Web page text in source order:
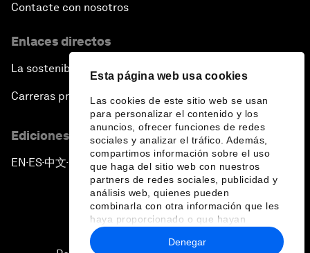
Esta página web usa cookies
Las cookies de este sitio web se usan
para personalizar el contenido y los
anuncios, ofrecer funciones de redes
sociales y analizar el tráfico. Además,
compartimos información sobre el uso
que haga del sitio web con nuestros
partners de redes sociales, publicidad y
análisis web, quienes pueden
combinarla con otra información que les
haya proporcionado o que hayan
recopilado a partir del uso que haya
hecho de sus servicios.
Denegar
Contacte con nosotros
Enlaces directos
La sostenibilidad en el Foro
Carreras profesionales
Ediciones en otros idiomas
EN ▪ ES▪中文▪ 日本語